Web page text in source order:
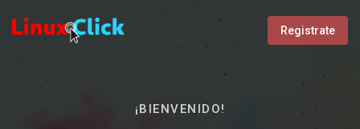
Registrate
¡BIENVENIDO!